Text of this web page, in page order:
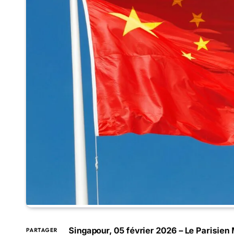
PARTAGER Singapour, 05 février 2026 – Le Parisien